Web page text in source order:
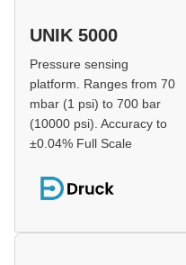
UNIK 5000
Pressure sensing
platform. Ranges from 70
mbar (1 psi) to 700 bar
(10000 psi). Accuracy to
±0.04% Full Scale